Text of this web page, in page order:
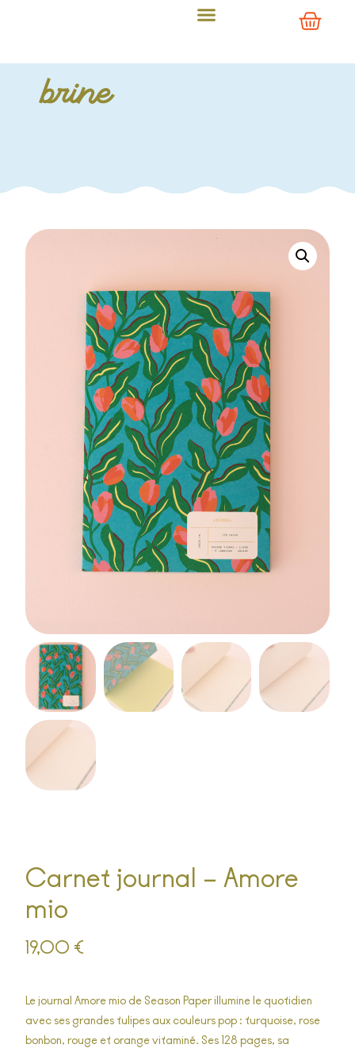
Carnet journal – Amore
mio
19,00 €
Le journalAmore mio de Season Paperillumine le quotidien
avec ses grandes tulipes aux couleurs pop : turquoise, rose
bonbon, rouge et orange vitaminé. Ses128 pages, sa